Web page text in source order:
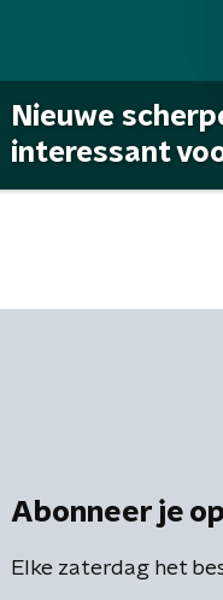
Nieuwe
interessant
Abonneer je
Elke zaterdag het